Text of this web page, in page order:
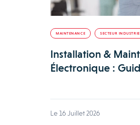
MAINTENANCE SECTEUR
Installation &
Électronique :
Le 16 Juillet 2026